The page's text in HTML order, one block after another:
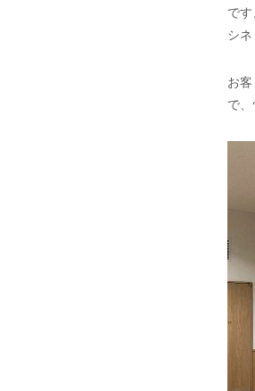
で
シ
お
で